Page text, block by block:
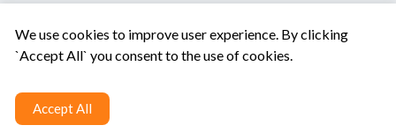
We use cookies to improve user experience. By clicking
`Accept All` you consent to the use of cookies.
Accept All